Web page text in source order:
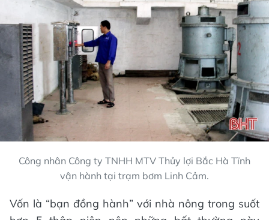
Công nhân Công ty TNHH MTV Thủy lợi Bắc Hà Tĩnh
vận hành tại trạm bơm Linh Cảm.
Vốn là “bạn đồng hành” với nhà nông trong suốt